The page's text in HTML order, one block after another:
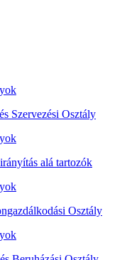
Szervezési Osztály
alá tartozók
Osztály